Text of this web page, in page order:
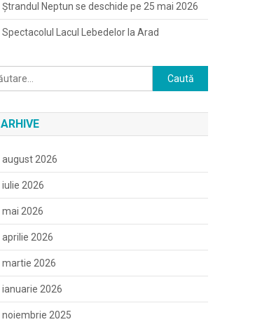
Ștrandul Neptun se deschide pe 25 mai 2026
Spectacolul Lacul Lebedelor la Arad
Caută
după:
ARHIVE
august 2026
iulie 2026
mai 2026
aprilie 2026
martie 2026
ianuarie 2026
noiembrie 2025